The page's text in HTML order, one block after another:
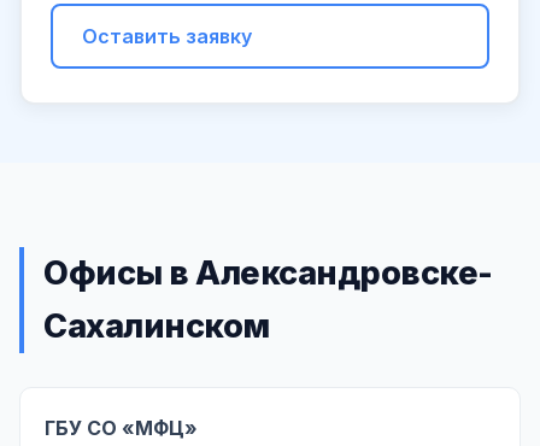
Оставить заявку
Офисы в Александровске-
Сахалинском
ГБУ СО «МФЦ»